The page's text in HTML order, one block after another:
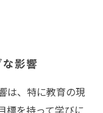
影響
は、特に教育の現
標を持って学びに